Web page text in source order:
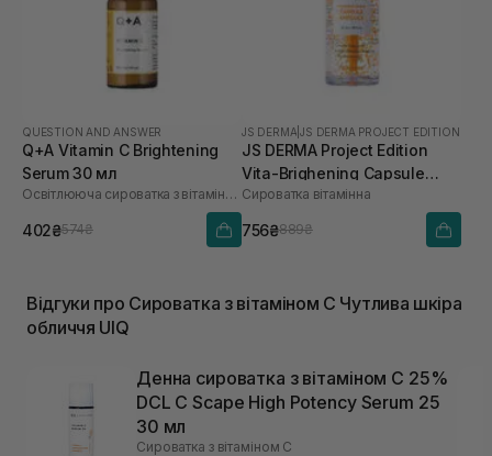
QUESTION AND ANSWER
Q+A Vitamin C Brightening
Serum 30 мл
Освітлююча сироватка з вітаміном C
402₴574₴
JS DERMA |JS DERMA PROJECT EDITION
JS DERMA Project Edition
Vita-Brighening Capsule
Ampoule 50 мл
Сироватка вітамінна
756₴889₴
Відгуки про Сироватка з вітаміном С Чутлива шкіра
обличчя UIQ
Денна сироватка з вітаміном С 25%
DCL C Scape High Potency Serum 25
30 мл
Сироватка з вітаміном С